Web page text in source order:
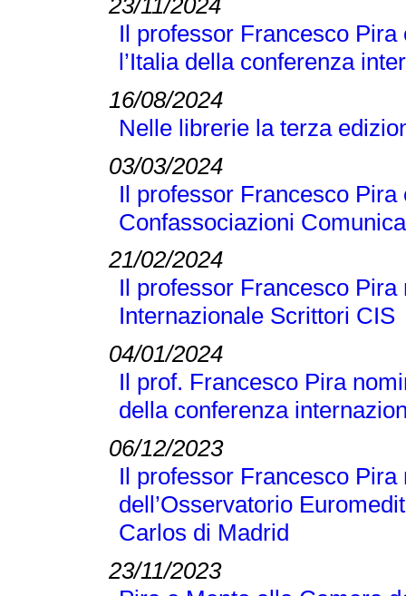
Il professor Francesco
l’Italia della conferenza
16/08/2024
Nelle librerie la terza
03/03/2024
Il professor Francesco
Confassociazioni
21/02/2024
Il professor Francesco
Internazionale Scrittori CIS
04/01/2024
Il prof. Francesco Pira
della conferenza
06/12/2023
Il professor Francesco
dell’Osservatorio
Carlos di Madrid
23/11/2023